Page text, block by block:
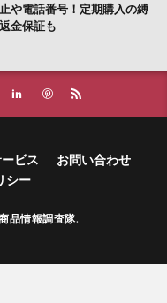
や電話番号！定期購入の縛
金保証も
ビス
お問い合わせ
シー
品情報調査隊.